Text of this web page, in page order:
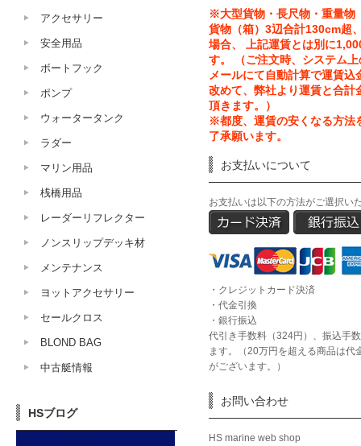
※大型貨物・長尺物・重量物
貨物（箱）3辺合計130cm超
場合、 上記運賃とは別に
す。 （ご注文時、システム
メールにて自動計算で運賃込
改めて、弊社より運賃と合計
頂きます。）
※都度、運賃の安くなる方法
了承願います。
お支払いについて
お支払いは以下の方法がご選択い
・クレジットカード決済
・代金引換
・銀行振込
代引き手数料（324円）、振込手
ます。（20万円を超える商品は代
がございます。）
お問い合わせ
HS marine web shop
アクセサリー
安全用品
ボートフック
ポンプ
ウォータータンク
ラダー
マリン用品
桟橋用品
レーダーリフレクター
ノンスリップデッキ材
メンテナンス
ヨットアクセサリー
セールクロス
BLOND BAG
中古艇情報
HSブログ